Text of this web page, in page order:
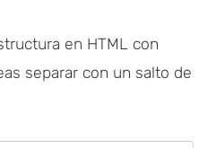
en HTML con
separar con un salto de